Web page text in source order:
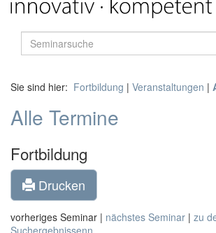
Sie sind hier: Fortbildung | Veranstaltungen |
Alle Termine
Fortbildung
Drucken
vorheriges Seminar | nächstes Seminar | zu